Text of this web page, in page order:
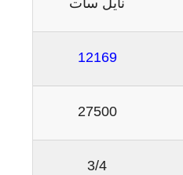
نايل سات
12169
27500
3/4